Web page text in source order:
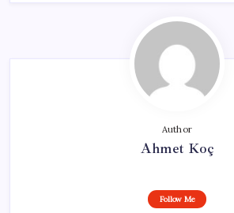
Author
Ahmet Koç
Follow Me